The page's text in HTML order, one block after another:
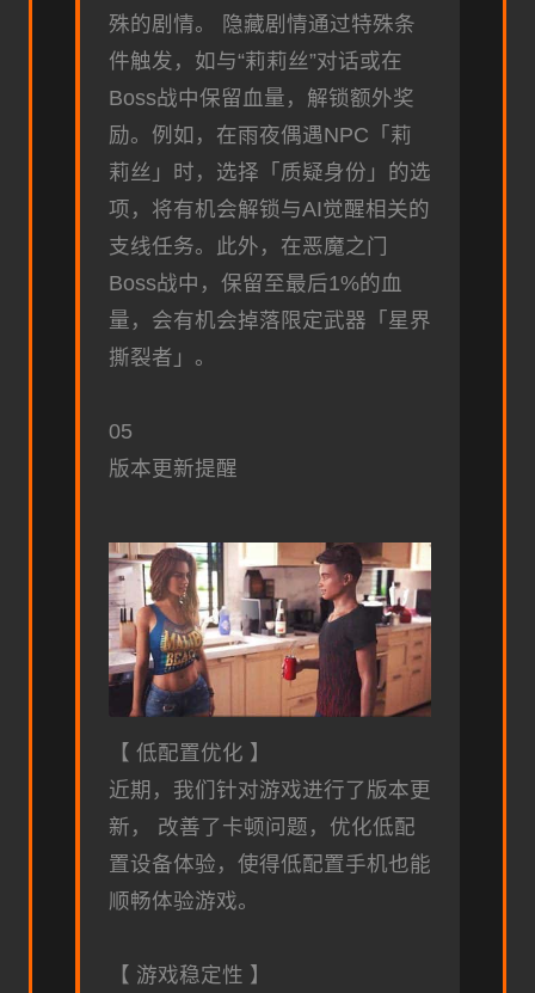
殊的剧情。 隐藏剧情通过特殊条
件触发，如与“莉莉丝”对话或在
Boss战中保留血量，解锁额外奖
励。例如，在雨夜偶遇NPC「莉
莉丝」时，选择「质疑身份」的选
项，将有机会解锁与AI觉醒相关的
支线任务。此外，在恶魔之门
Boss战中，保留至最后1%的血
量，会有机会掉落限定武器「星界
撕裂者」。
05
版本更新提醒
【 低配置优化 】
近期，我们针对游戏进行了版本更
新， 改善了卡顿问题，优化低配
置设备体验，使得低配置手机也能
顺畅体验游戏。
【 游戏稳定性 】